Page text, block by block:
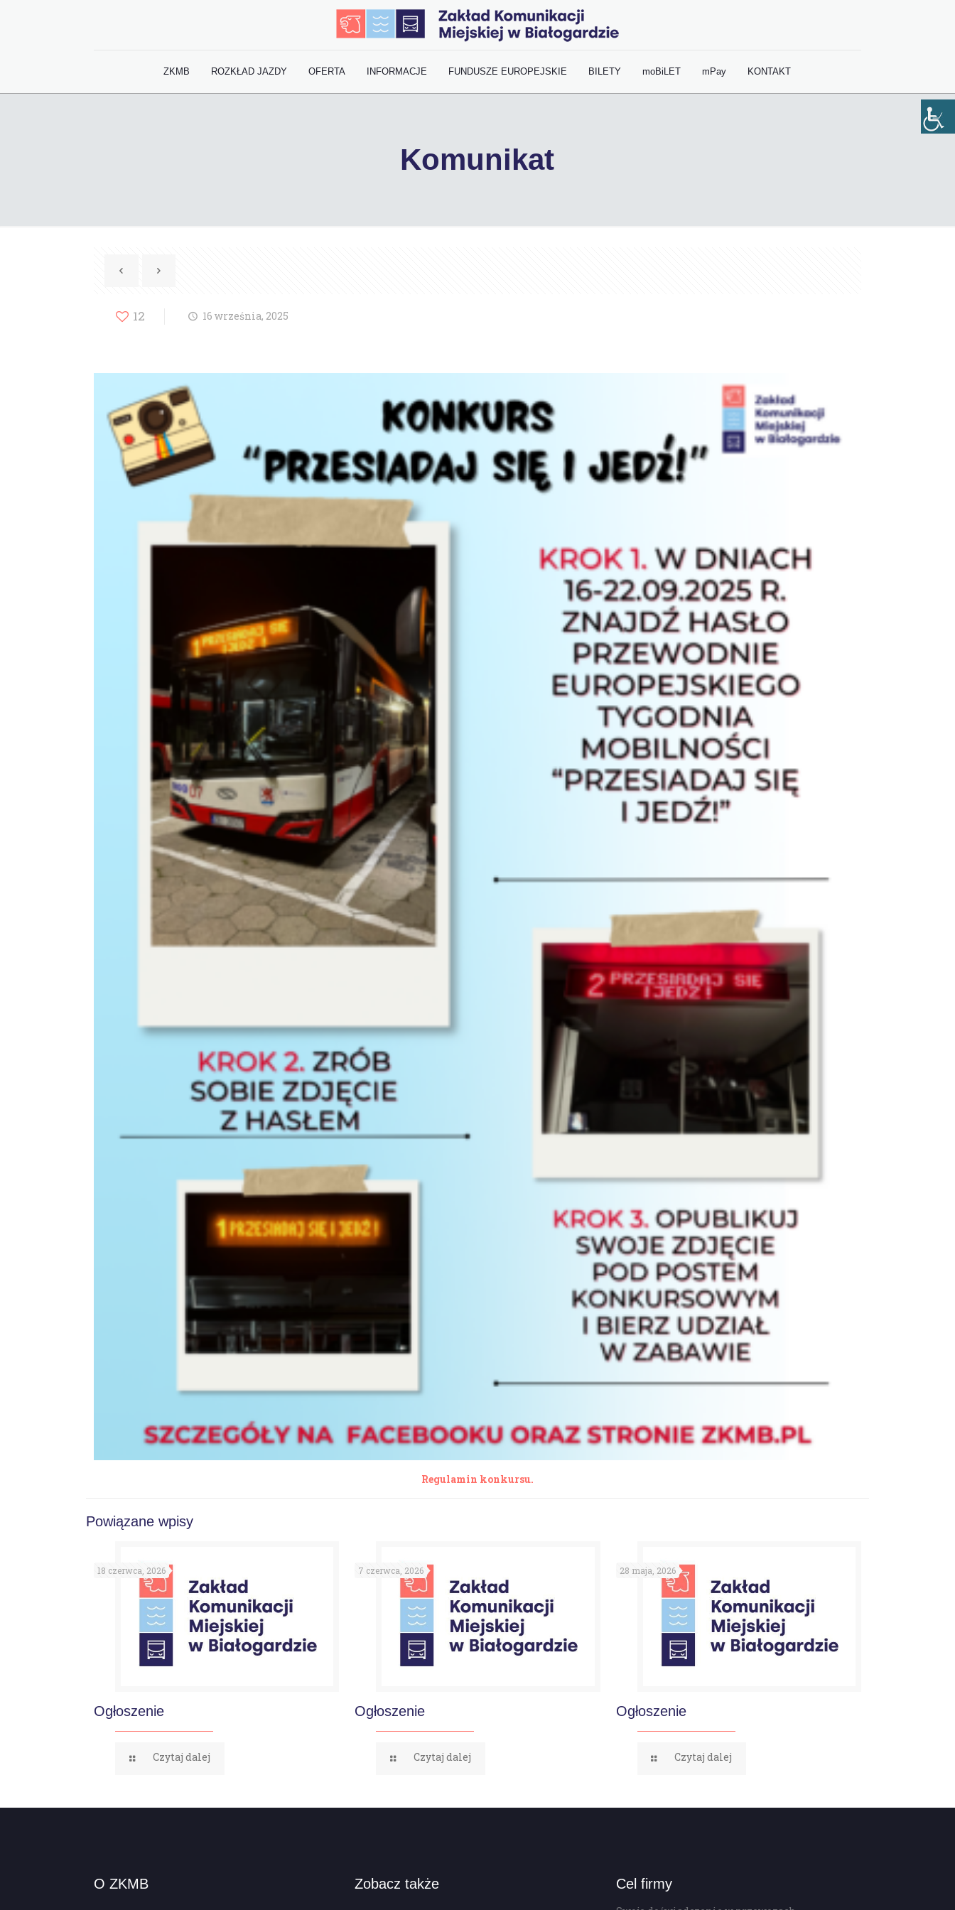
ZKMB ROZKŁAD JAZDY OFERTA INFORMACJE FUNDUSZE EUROPEJSKIE BILETY moBiLET mPay KONTAKT
Komunikat
12 16 września, 2025
Regulamin konkursu.
Powiązane wpisy
18 czerwca, 2026
Ogłoszenie
Czytaj dalej
7 czerwca, 2026
Ogłoszenie
Czytaj dalej
28 maja, 2026
Ogłoszenie
Czytaj dalej
O ZKMB Zobacz także Cel firmy